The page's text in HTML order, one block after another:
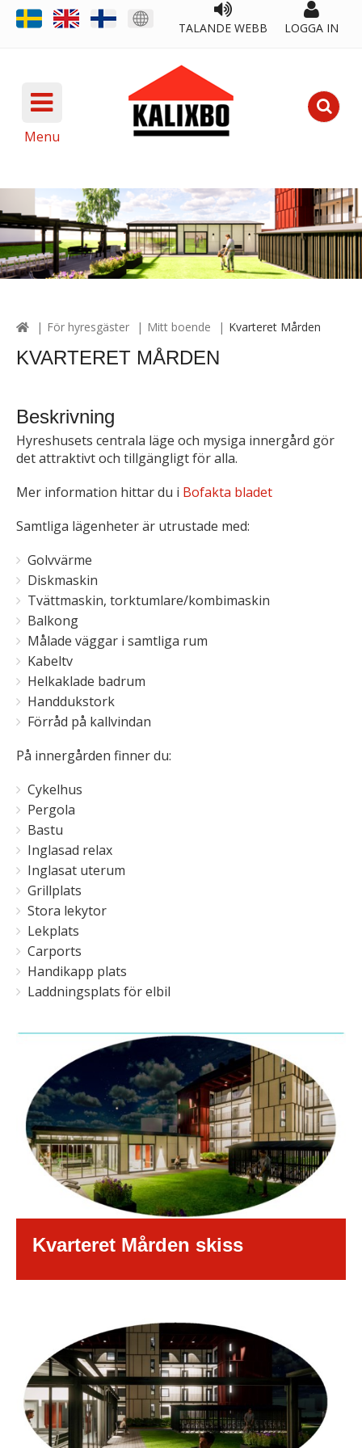
TALANDE WEBB LOGGA IN
Menu
För hyresgäster Mitt boende Kvarteret Mården
KVARTERET MÅRDEN
Beskrivning
Hyreshusets centrala läge och mysiga innergård gör
det attraktivt och tillgängligt för alla.
Mer information hittar du i Bofakta bladet
Samtliga lägenheter är utrustade med:
Golvvärme
Diskmaskin
Tvättmaskin, torktumlare/kombimaskin
Balkong
Målade väggar i samtliga rum
Kabeltv
Helkaklade badrum
Handdukstork
Förråd på kallvindan
På innergården finner du:
Cykelhus
Pergola
Bastu
Inglasad relax
Inglasat uterum
Grillplats
Stora lekytor
Lekplats
Carports
Handikapp plats
Laddningsplats för elbil
Kvarteret Mården skiss